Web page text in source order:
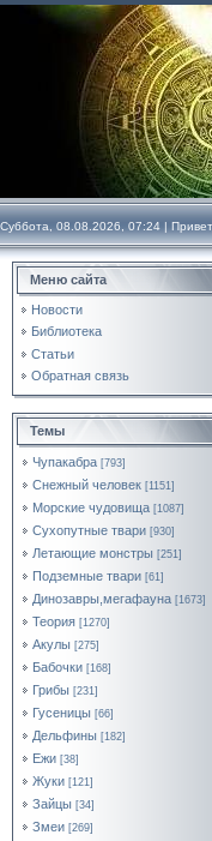
Суббота, 08.08.2026, 07:24 |
Меню сайта
Новости
Библиотека
Статьи
Обратная связь
Темы
Чупакабра [793]
Снежный человек [1151]
Морские чудовища [1087]
Сухопутные твари [930]
Летающие монстры [251]
Подземные твари [61]
Динозавры,мегафауна [1673]
Теория [1270]
Акулы [275]
Бабочки [168]
Грибы [231]
Гусеницы [66]
Дельфины [182]
Ежи [38]
Жуки [121]
Зайцы [34]
Змеи [269]